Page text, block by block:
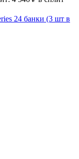
24 банки (3 шт в